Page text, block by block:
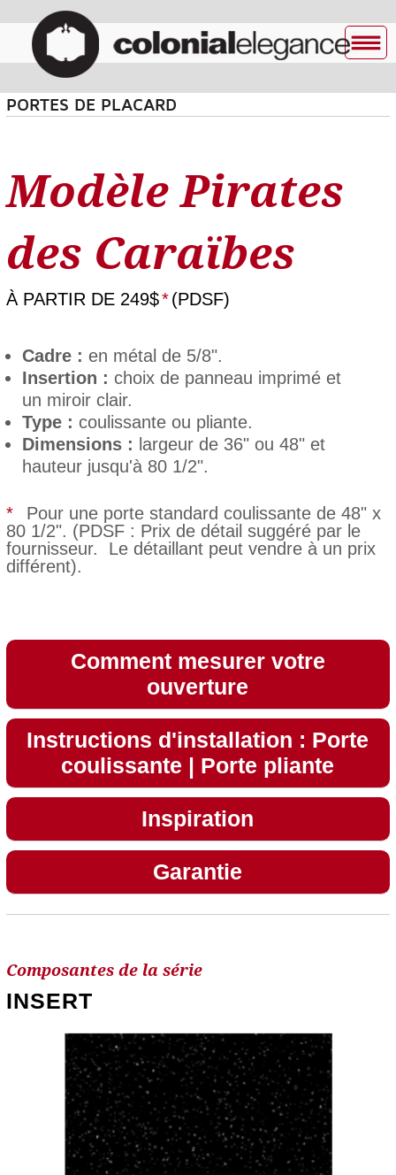
PORTES DE PLACARD
Modèle Pirates
des Caraïbes
À PARTIR DE 249$*(PDSF)
Cadre : en métal de 5/8".
Insertion : choix de panneau imprimé et
un miroir clair.
Type : coulissante ou pliante.
Dimensions : largeur de 36" ou 48" et
hauteur jusqu'à 80 1/2".
*
Pour une porte standard coulissante de 48" x
80 1/2". (PDSF : Prix de détail suggéré par le
fournisseur. Le détaillant peut vendre à un prix
différent).
Comment mesurer votre
ouverture
Instructions d'installation : Porte
coulissante | Porte pliante
Inspiration
Garantie
Composantes de la série
INSERT